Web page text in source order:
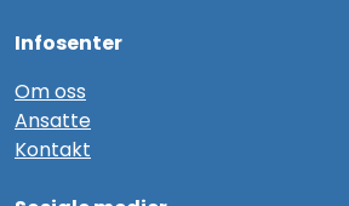
Infosenter
Om oss
Ansatte
Kontakt